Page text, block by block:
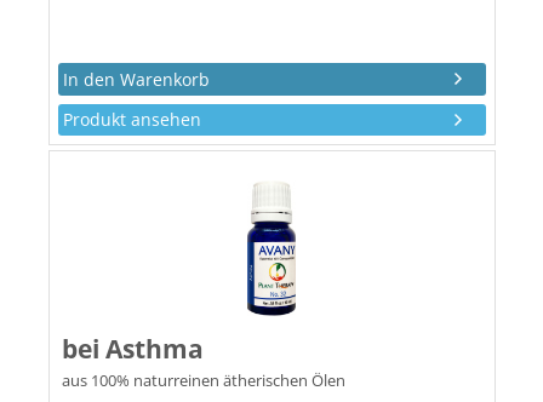
Produkt ansehen
bei Asthma
aus 100% naturreinen ätherischen Ölen